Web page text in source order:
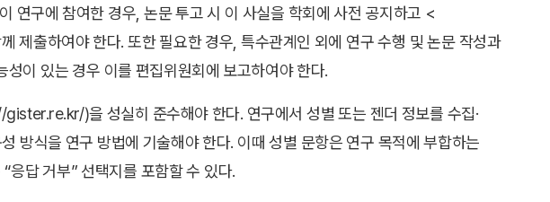
연구에 참여한 경우, 논문 투고 시 이 사실을 학회에 사전 공지하고 <
제출하여야 한다. 또한 필요한 경우, 특수관계인 외에 연구 수행 및 논문 작성과
이 있는 경우 이를 편집위원회에 보고하여야 한다.
)을 성실히 준수해야 한다. 연구에서 성별 또는 젠더 정보를 수집·
방식을 연구 방법에 기술해야 한다. 이때 성별 문항은 연구 목적에 부합하는
응답 거부” 선택지를 포함할 수 있다.